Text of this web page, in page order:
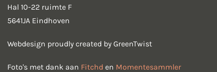
Hal 10-22 ruimte F
5641JA Eindhoven
Webdesign proudly created by GreenTwist
Foto's met dank aan Fitchd en Momentesammler